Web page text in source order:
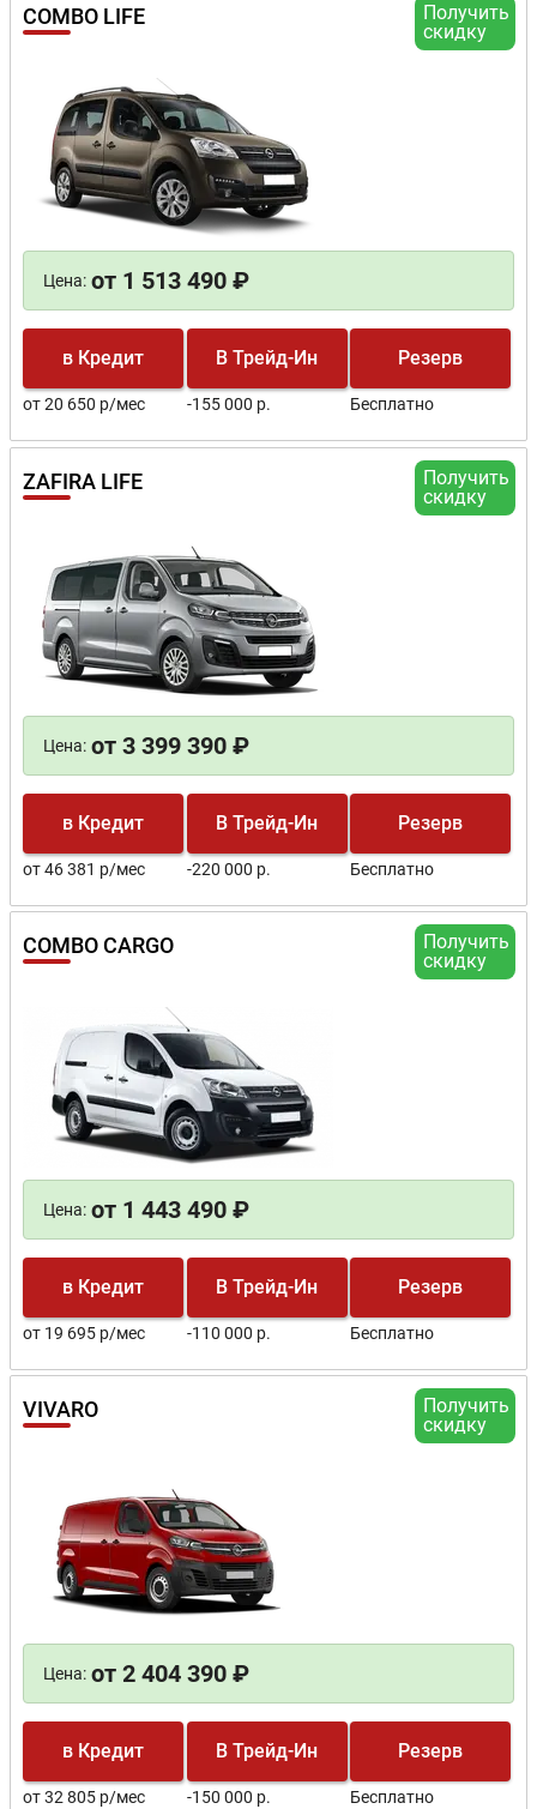
Получить
скидку
COMBO LIFE
Цена: от 1 513 490 ₽
в Кредит
от 20 650 р/мес
В Трейд-Ин
-155 000 р.
Резерв
Бесплатно
Получить
скидку
ZAFIRA LIFE
Цена: от 3 399 390 ₽
в Кредит
от 46 381 р/мес
В Трейд-Ин
-220 000 р.
Резерв
Бесплатно
Получить
скидку
COMBO CARGO
Цена: от 1 443 490 ₽
в Кредит
от 19 695 р/мес
В Трейд-Ин
-110 000 р.
Резерв
Бесплатно
Получить
скидку
VIVARO
Цена: от 2 404 390 ₽
в Кредит
от 32 805 р/мес
В Трейд-Ин
-150 000 р.
Резерв
Бесплатно